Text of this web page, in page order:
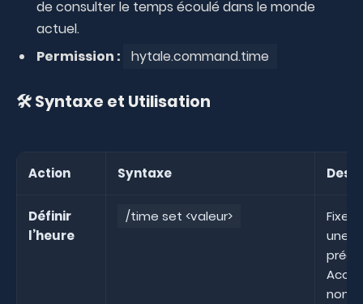
de consulter le temps écoulé dans le monde
actuel.
Permission :
hytale.command.time
🛠️ Syntaxe et Utilisation
Action Syntaxe
Définir
l’heure
/time set <valeur>
Fixe
une